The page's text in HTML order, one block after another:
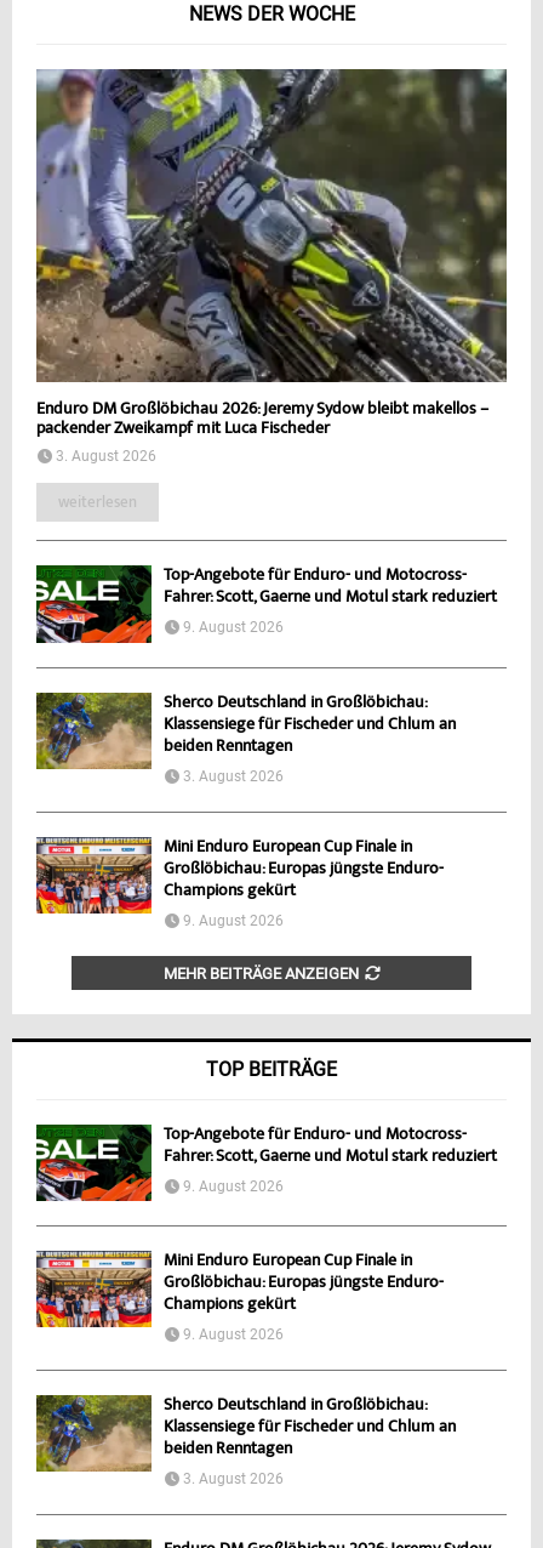
NEWS DER WOCHE
Enduro DM Großlöbichau 2026: Jeremy Sydow bleibt makellos –
packender Zweikampf mit Luca Fischeder
3. August 2026
weiterlesen
Top-Angebote für Enduro- und Motocross-
Fahrer: Scott, Gaerne und Motul stark reduziert
9. August 2026
Sherco Deutschland in Großlöbichau:
Klassensiege für Fischeder und Chlum an
beiden Renntagen
3. August 2026
Mini Enduro European Cup Finale in
Großlöbichau: Europas jüngste Enduro-
Champions gekürt
9. August 2026
MEHR BEITRÄGE ANZEIGEN
TOP BEITRÄGE
Top-Angebote für Enduro- und Motocross-
Fahrer: Scott, Gaerne und Motul stark reduziert
9. August 2026
Mini Enduro European Cup Finale in
Großlöbichau: Europas jüngste Enduro-
Champions gekürt
9. August 2026
Sherco Deutschland in Großlöbichau:
Klassensiege für Fischeder und Chlum an
beiden Renntagen
3. August 2026